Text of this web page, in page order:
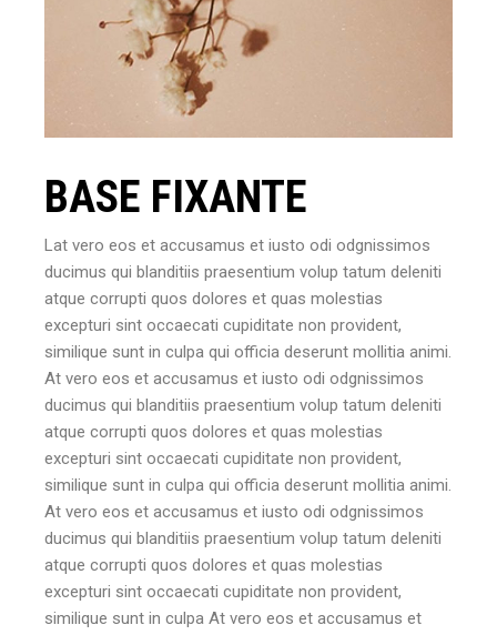
BASE FIXANTE
Lat vero eos et accusamus et iusto odi odgnissimos
ducimus qui blanditiis praesentium volup tatum deleniti
atque corrupti quos dolores et quas molestias
excepturi sint occaecati cupiditate non provident,
similique sunt in culpa qui officia deserunt mollitia animi.
At vero eos et accusamus et iusto odi odgnissimos
ducimus qui blanditiis praesentium volup tatum deleniti
atque corrupti quos dolores et quas molestias
excepturi sint occaecati cupiditate non provident,
similique sunt in culpa qui officia deserunt mollitia animi.
At vero eos et accusamus et iusto odi odgnissimos
ducimus qui blanditiis praesentium volup tatum deleniti
atque corrupti quos dolores et quas molestias
excepturi sint occaecati cupiditate non provident,
similique sunt in culpa At vero eos et accusamus et